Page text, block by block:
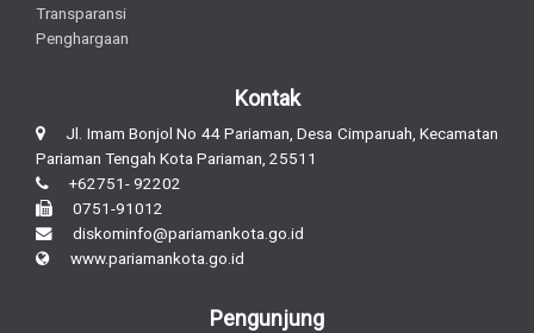
Transparansi
Penghargaan
Kontak
Jl. Imam Bonjol No 44 Pariaman, Desa Cimparuah, Kecamatan
Pariaman Tengah Kota Pariaman, 25511
+62751- 92202
0751-91012
diskominfo@pariamankota.go.id
www.pariamankota.go.id
Pengunjung